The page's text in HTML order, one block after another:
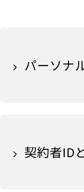
パーソナ
契約者ID